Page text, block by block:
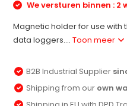
We versturen binnen : 2
Magnetic holder for use with
data loggers....Toon meer
B2B Industrial Supplier
Shipping from our own